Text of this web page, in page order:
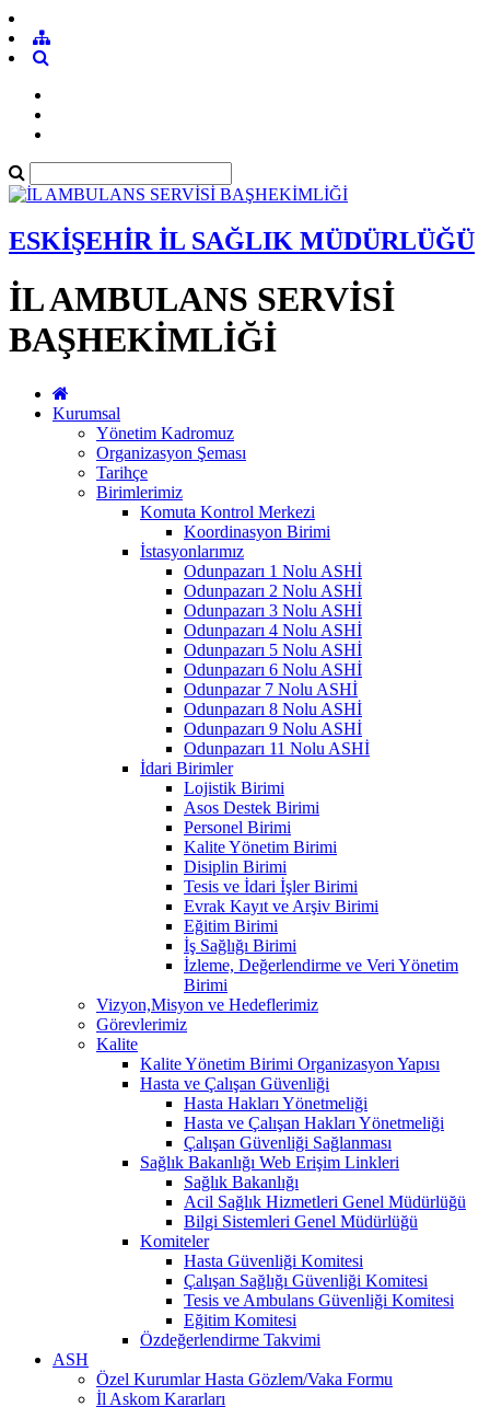
ESKİŞEHİR İL SAĞLIK MÜDÜRLÜĞÜ
İL AMBULANS SERVİSİ
BAŞHEKİMLİĞİ
Kurumsal
Yönetim Kadromuz
Organizasyon Şeması
Tarihçe
Birimlerimiz
Komuta Kontrol Merkezi
Koordinasyon Birimi
İstasyonlarımız
Odunpazarı 1 Nolu ASHİ
Odunpazarı 2 Nolu ASHİ
Odunpazarı 3 Nolu ASHİ
Odunpazarı 4 Nolu ASHİ
Odunpazarı 5 Nolu ASHİ
Odunpazarı 6 Nolu ASHİ
Odunpazar 7 Nolu ASHİ
Odunpazarı 8 Nolu ASHİ
Odunpazarı 9 Nolu ASHİ
Odunpazarı 11 Nolu ASHİ
İdari Birimler
Lojistik Birimi
Asos Destek Birimi
Personel Birimi
Kalite Yönetim Birimi
Disiplin Birimi
Tesis ve İdari İşler Birimi
Evrak Kayıt ve Arşiv Birimi
Eğitim Birimi
İş Sağlığı Birimi
İzleme, Değerlendirme ve Veri Yönetim
Birimi
Vizyon,Misyon ve Hedeflerimiz
Görevlerimiz
Kalite
Kalite Yönetim Birimi Organizasyon Yapısı
Hasta ve Çalışan Güvenliği
Hasta Hakları Yönetmeliği
Hasta ve Çalışan Hakları Yönetmeliği
Çalışan Güvenliği Sağlanması
Sağlık Bakanlığı Web Erişim Linkleri
Sağlık Bakanlığı
Acil Sağlık Hizmetleri Genel Müdürlüğü
Bilgi Sistemleri Genel Müdürlüğü
Komiteler
Hasta Güvenliği Komitesi
Çalışan Sağlığı Güvenliği Komitesi
Tesis ve Ambulans Güvenliği Komitesi
Eğitim Komitesi
Özdeğerlendirme Takvimi
ASH
Özel Kurumlar Hasta Gözlem/Vaka Formu
İl Askom Kararları